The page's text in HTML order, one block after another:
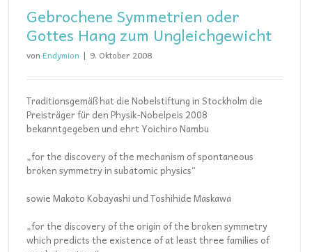
Gebrochene Symmetrien oder
Gottes Hang zum Ungleichgewicht
von Endymion | 9. Oktober 2008
Traditionsgemäß hat die Nobelstiftung in Stockholm die
Preisträger für den Physik-Nobelpeis 2008
bekanntgegeben und ehrt Yoichiro Nambu
„for the discovery of the mechanism of spontaneous
broken symmetry in subatomic physics“
sowie Makoto Kobayashi und Toshihide Maskawa
„for the discovery of the origin of the broken symmetry
which predicts the existence of at least three families of